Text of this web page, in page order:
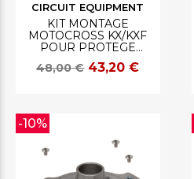
CIRCUIT EQUIPMENT
KIT MONTAGE
MOTOCROSS KX/KXF
POUR PROTEGE
DISQUE CIRCUIT
48,00 € 43,20 €
-10%